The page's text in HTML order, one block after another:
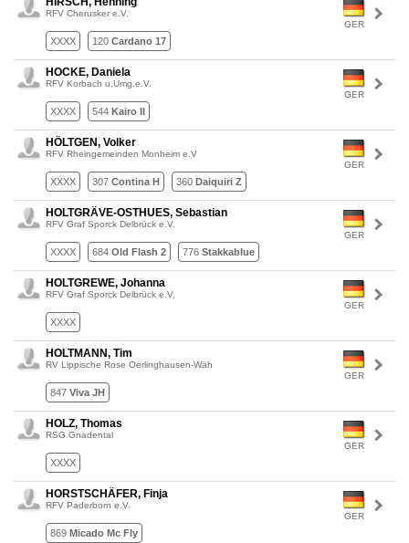
GER
RFV Cherusker e.V.
XXXX 120 Cardano 17
GER
HOCKE, Daniela
RFV Korbach u.Umg.e.V.
XXXX 544 Kairo II
GER
HÖLTGEN, Volker
RFV Rheingemeinden Monheim e.V
XXXX 307 Contina H 360 Daiquiri Z
GER
HOLTGRÄVE-OSTHUES, Sebastian
RFV Graf Sporck Delbrück e.V.
XXXX 684 Old Flash 2 776 Stakkablue
GER
HOLTGREWE, Johanna
RFV Graf Sporck Delbrück e.V.
XXXX
GER
HOLTMANN, Tim
RV Lippische Rose Oerlinghausen-Wäh
847 Viva JH
GER
HOLZ, Thomas
RSG Gnadental
XXXX
GER
HORSTSCHÄFER, Finja
RFV Paderborn e.V.
869 Micado Mc Fly